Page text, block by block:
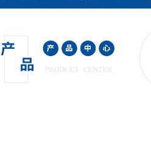
吸尘器
吸尘器
驾驶式洗地机 手